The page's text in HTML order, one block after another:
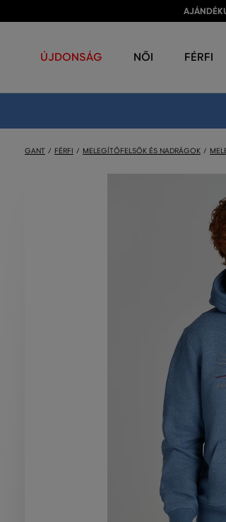
ÚJDONSÁG NŐI FÉRFI
GANT FÉRFI MELEGÍTŐFELSŐK ÉS NADRÁGOK